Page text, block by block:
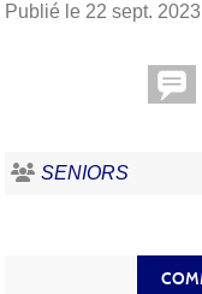
Publié le 22 sept. 2023
SENIORS